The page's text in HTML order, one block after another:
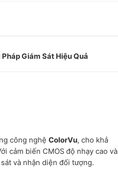
Giám Sát Hiệu Quả
công nghệ ColorVu, cho khả
cảm biến CMOS độ nhạy cao và
và nhận diện đối tượng.